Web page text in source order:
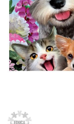
para